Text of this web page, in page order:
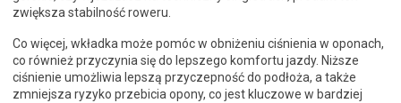
zwiększa stabilność roweru.
Co więcej, wkładka może pomóc w obniżeniu ciśnienia w oponach,
co również przyczynia się do lepszego komfortu jazdy. Niższe
ciśnienie umożliwia lepszą przyczepność do podłoża, a także
zmniejsza ryzyko przebicia opony, co jest kluczowe w bardziej